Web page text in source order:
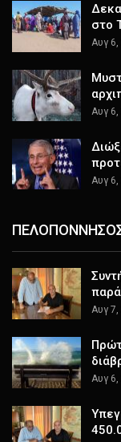
στο
Αυγ 6,
Αυγ 6,
Αυγ 6,
Αυγ 7,
Αυγ 6,